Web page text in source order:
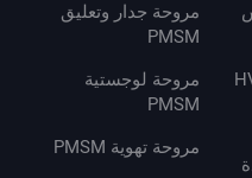
مروحة جدار وتعليق
PMSM
مروحة لوجستية
PMSM
مروحة تهوية PMSM